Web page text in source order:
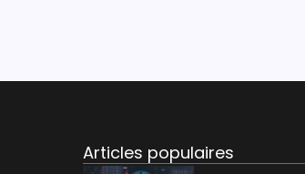
Articles populaires